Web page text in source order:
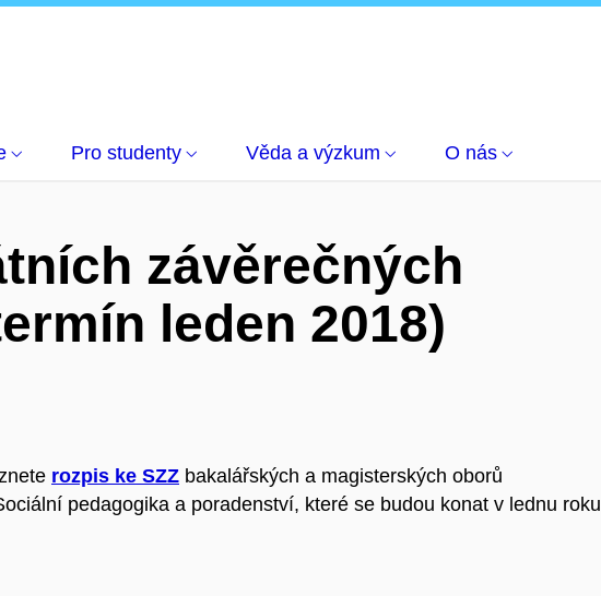
Pro studenty Věda a výzkum O nás
závěrečných
leden 2018)
rozpis ke SZZ bakalářských a magisterských oborů
pedagogika a poradenství, které se budou konat v lednu roku